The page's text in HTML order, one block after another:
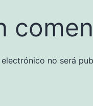
no será